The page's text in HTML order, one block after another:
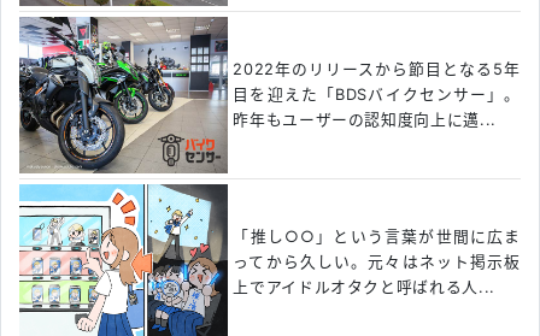
2022年のリリースから節目となる5年
目を迎えた「BDSバイクセンサー」。
昨年もユーザーの認知度向上に邁...
「推し○○」という言葉が世間に広ま
ってから久しい。元々はネット掲示板
上でアイドルオタクと呼ばれる人...